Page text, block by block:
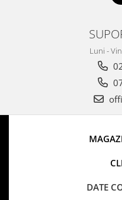
Luni -
DATE